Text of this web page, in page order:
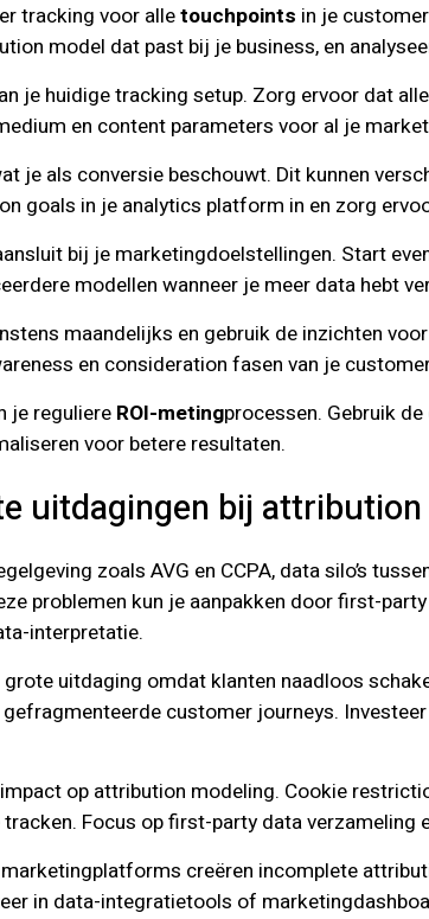
tracking voor alletouchpoints in je
model dat past bij je business, en
je huidige tracking setup. Zorg ervoor dat
en content parameters voor al je
je als conversie beschouwt. Dit kunnen
goals in je analytics platform in en zorg
bij je marketingdoelstellingen. Start
modellen wanneer je meer data hebt
maandelijks en gebruik de inzichten
en consideration fasen van je
je reguliereROI-metingprocessen. Gebruik
voor betere resultaten.
uitdagingen bij
zoals AVG en CCPA, data silo’s
problemen kun je aanpakken door first-
interpretatie.
uitdaging omdat klanten naadloos
customer journeys.
op attribution modeling. Cookie
Focus op first-party data
marketingplatforms creëren incomplete
in data-integratietools of